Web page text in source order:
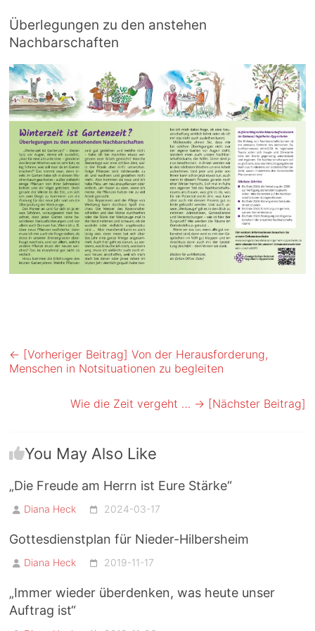
Überlegungen zu den anstehen
Nachbarschaften
← [Vorheriger Beitrag] Von der Herausforderung,
Menschen in Notsituationen zu begleiten
Wie die Zeit vergeht … → [Nächster Beitrag]
You May Also Like
„Die Freude am Herrn ist Eure Stärke“
Diana Heck 2024-03-17
Gottesdienstplan für Nieder-Hilbersheim
Diana Heck 2019-11-17
„Immer wieder überdenken, was heute unser
Auftrag ist“